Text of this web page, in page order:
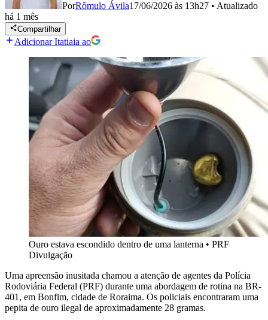
PorRômulo Ávila17/06/2026 às 13h27 • Atualizado
há 1 mês
Compartilhar
Adicionar Itatiaia ao
Ouro estava escondido dentro de uma lanterna • PRF
Divulgação
Uma apreensão inusitada chamou a atenção de agentes da Polícia
Rodoviária Federal (PRF) durante uma abordagem de rotina na BR-
401, em Bonfim, cidade de Roraima. Os policiais encontraram uma
pepita de ouro ilegal de aproximadamente 28 gramas.